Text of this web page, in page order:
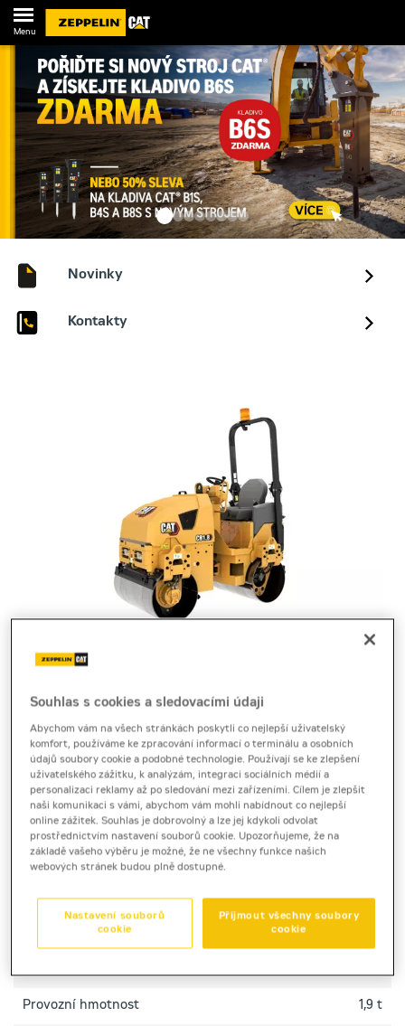
Menu
Novinky
Kontakty
Produktový list [0,2 MB]
Tandemový válec Cat CB1.8 výrobce Caterpillar
poskytuje jemné řízení, kvalitní hutnění a spolehlivý
výkon pro městské asfaltování.
Výkon motoru
Provozní hmotnost 1,9 t
Souhlas s cookies a sledovacími údaji
Abychom vám na všech stránkách poskytli co nejlepší uživatelský
komfort, používáme ke zpracování informací o terminálu a osobních
údajů soubory cookie a podobné technologie. Používají se ke zlepšení
uživatelského zážitku, k analýzám, integraci sociálních médií a
personalizaci reklamy až po sledování mezi zařízeními. Cílem je zlepšit
naši komunikaci s vámi, abychom vám mohli nabídnout co nejlepší
online zážitek. Souhlas je dobrovolný a lze jej kdykoli odvolat
prostřednictvím nastavení souborů cookie. Upozorňujeme, že na
základě vašeho výběru je možné, že ne všechny funkce našich
webových stránek budou plně dostupné.
Přijmout všechny soubory
cookie
Nastavení souborů
cookie